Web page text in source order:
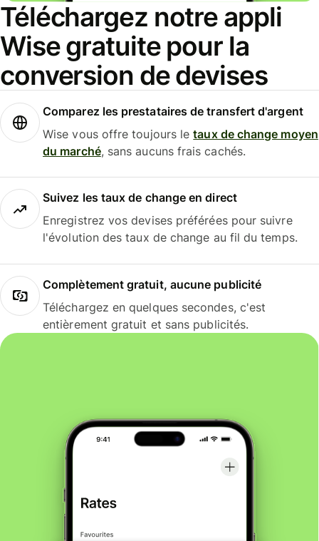
Téléchargez notre appli
Wise gratuite pour la
conversion de devises
Comparez les prestataires de transfert d'argent
Wise vous offre toujours letaux de change moyen
du marché, sans aucuns frais cachés.
Suivez les taux de change en direct
Enregistrez vos devises préférées pour suivre
l'évolution des taux de change au fil du temps.
Complètement gratuit, aucune publicité
Téléchargez en quelques secondes, c'est
entièrement gratuit et sans publicités.